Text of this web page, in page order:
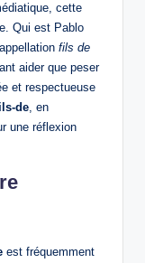
cette
Qui est Pablo
fils de
aider que peser
et respectueuse
de, en
une réflexion
est fréquemment